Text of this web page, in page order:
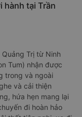
hành tại Trần
Trị từ Ninh
Tum) nhận được
trong và ngoài
và cải thiện
hứa hẹn mang lại
đi hoàn hảo